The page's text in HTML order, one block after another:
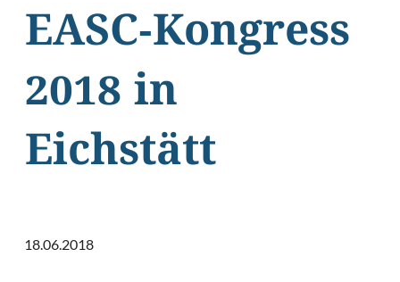
EASC-Kongress
2018 in
Eichstätt
18.06.2018